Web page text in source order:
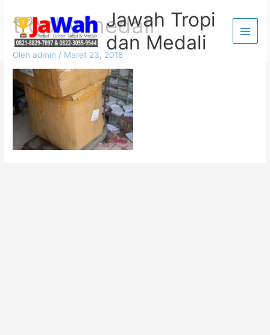
konten
Jawah Tropi
dan Medali
trophy medali
Olehadmin / Maret 23, 2018